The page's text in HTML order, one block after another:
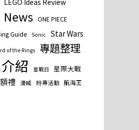
LEGO Ideas Review
News ONE PIECE
Guide Sonic Star Wars
of the Rings 專題整理
紹 星戰日 星際大戰
禮 漫威 粉專活動 航海王